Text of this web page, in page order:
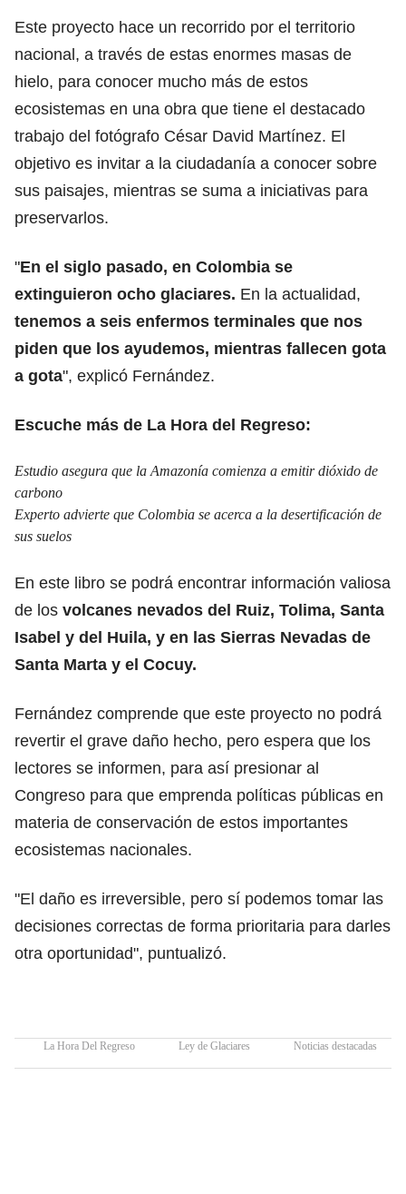
Este proyecto hace un recorrido por el territorio
nacional, a través de estas enormes masas de
hielo, para conocer mucho más de estos
ecosistemas en una obra que tiene el destacado
trabajo del fotógrafo César David Martínez. El
objetivo es invitar a la ciudadanía a conocer sobre
sus paisajes, mientras se suma a iniciativas para
preservarlos.
"En el siglo pasado, en Colombia se
extinguieron ocho glaciares. En la actualidad,
tenemos a seis enfermos terminales que nos
piden que los ayudemos, mientras fallecen gota
a gota", explicó Fernández.
Escuche más de La Hora del Regreso:
Estudio asegura que la Amazonía comienza a emitir dióxido de
carbono
Experto advierte que Colombia se acerca a la desertificación de
sus suelos
En este libro se podrá encontrar información valiosa
de los volcanes nevados del Ruiz, Tolima, Santa
Isabel y del Huila, y en las Sierras Nevadas de
Santa Marta y el Cocuy.
Fernández comprende que este proyecto no podrá
revertir el grave daño hecho, pero espera que los
lectores se informen, para así presionar al
Congreso para que emprenda políticas públicas en
materia de conservación de estos importantes
ecosistemas nacionales.
"El daño es irreversible, pero sí podemos tomar las
decisiones correctas de forma prioritaria para darles
otra oportunidad", puntualizó.
La Hora Del Regreso Ley de Glaciares Noticias destacadas